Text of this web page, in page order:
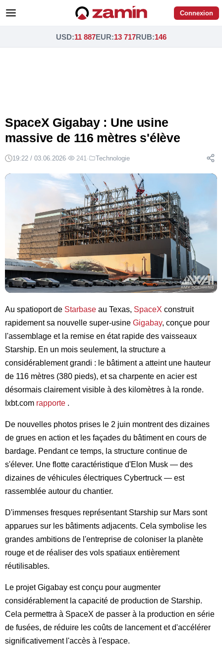
Connexion
USD:11 887EUR:13 717RUB:146
SpaceX Gigabay : Une usine
massive de 116 mètres s'élève
19:22 / 03.06.2026· 241 · Technologie
Au spatioport de Starbase au Texas, SpaceX construit
rapidement sa nouvelle super-usine Gigabay, conçue pour
l'assemblage et la remise en état rapide des vaisseaux
Starship. En un mois seulement, la structure a
considérablement grandi : le bâtiment a atteint une hauteur
de 116 mètres (380 pieds), et sa charpente en acier est
désormais clairement visible à des kilomètres à la ronde.
Ixbt.com rapporte .
De nouvelles photos prises le 2 juin montrent des dizaines
de grues en action et les façades du bâtiment en cours de
bardage. Pendant ce temps, la structure continue de
s'élever. Une flotte caractéristique d'Elon Musk — des
dizaines de véhicules électriques Cybertruck — est
rassemblée autour du chantier.
D'immenses fresques représentant Starship sur Mars sont
apparues sur les bâtiments adjacents. Cela symbolise les
grandes ambitions de l'entreprise de coloniser la planète
rouge et de réaliser des vols spatiaux entièrement
réutilisables.
Le projet Gigabay est conçu pour augmenter
considérablement la capacité de production de Starship.
Cela permettra à SpaceX de passer à la production en série
de fusées, de réduire les coûts de lancement et d'accélérer
significativement l'accès à l'espace.